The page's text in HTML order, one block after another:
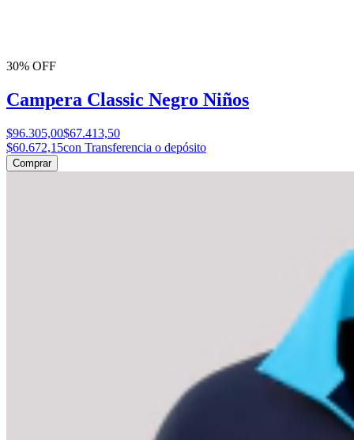
30% OFF
Campera Classic Negro Niños
$96.305,00$67.413,50
$60.672,15con Transferencia o depósito
Comprar